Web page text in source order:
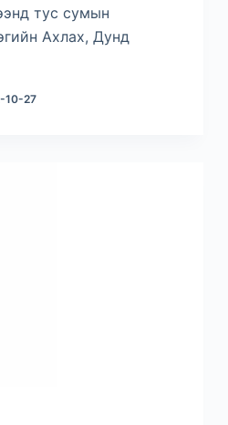
тус сумын
Ахлах, Дунд
10-27